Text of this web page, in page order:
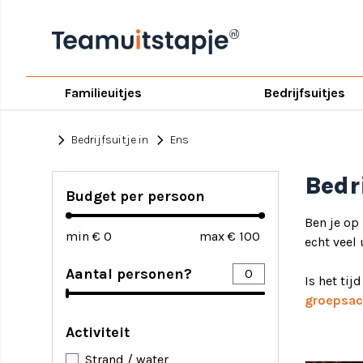
Familieuitjes Bedrijfsuitjes
chevron_right Bedrijfsuitje in chevron_right Ens
Budget per persoon
min € max €
Aantal personen?
Activiteit
Strand / water
Ben je
echt veel
Is het